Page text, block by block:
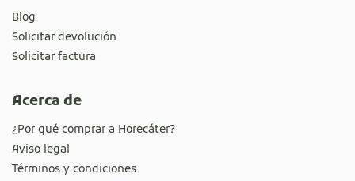
Blog
Solicitar devolución
Solicitar factura
Acerca de
¿Por qué comprar a Horecáter?
Aviso legal
Términos y condiciones